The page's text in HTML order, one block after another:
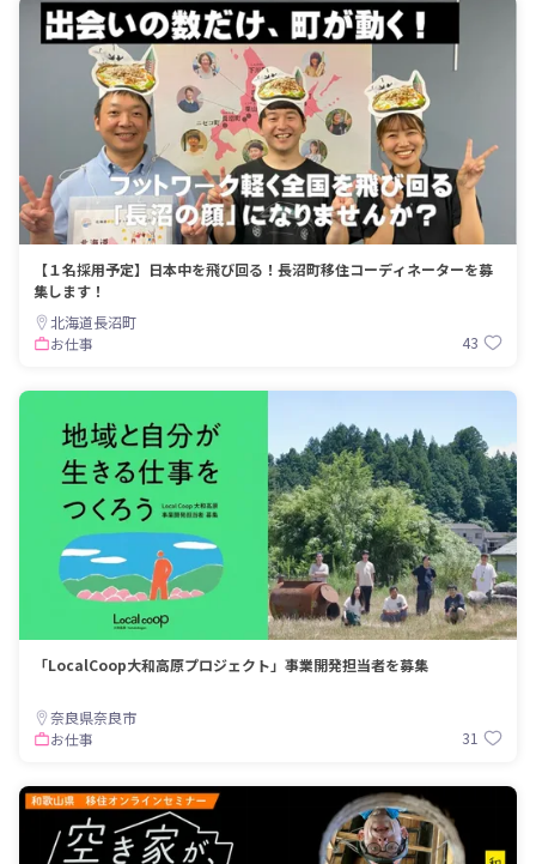
【１名採用予定】日本中を飛び回る！長沼町移住コーディネーターを募
集します！
北海道長沼町
お仕事
43
「LocalCoop大和高原プロジェクト」事業開発担当者を募集
奈良県奈良市
お仕事
31